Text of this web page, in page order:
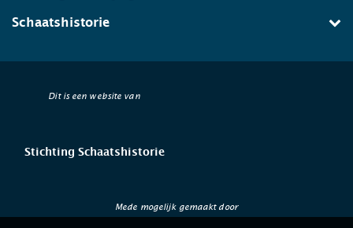
Schaatshistorie
Dit is een website van
Stichting Schaatshistorie
Mede mogelijk gemaakt door